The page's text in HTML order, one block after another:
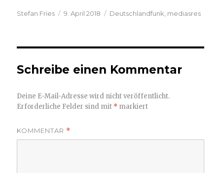
Autor
Stefan Fries
Veröffentlicht
9. April 2018 Kategorien
Deutschlandfunk mediasres
Schreibe einen Kommentar
Deine E-Mail-Adresse wird nicht veröffentlicht.
Erforderliche Felder sind mit * markiert
KOMMENTAR *